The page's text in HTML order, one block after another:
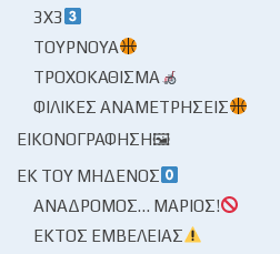
3X3
ΤΟΥΡΝΟΥΆ
ΤΡΟΧΟΚΆΘΙΣΜΑ
ΦΙΛΙΚΈΣ ΑΝΑΜΕΤΡΉΣΕΙΣ
ΕΙΚΟΝΟΓΡΆΦΗΣΗ🖼
ΕΚ ΤΟΥ ΜΗΔΕΝΌΣ
ΑΝΆΔΡΟΜΟΣ… ΜΆΡΙΟΣ!
ΕΚΤΌΣ ΕΜΒΈΛΕΙΑΣ